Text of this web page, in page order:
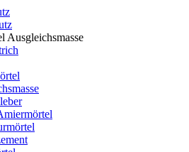
Ausgleichsmasse